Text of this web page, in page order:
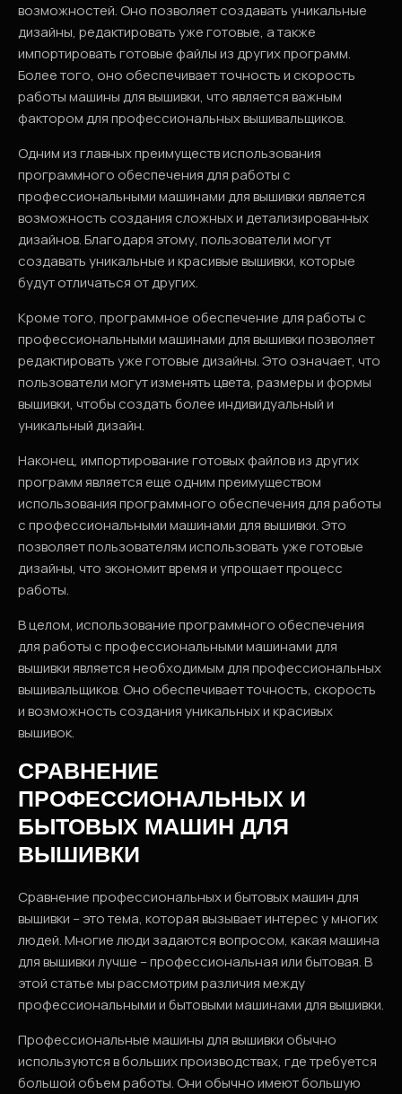
возможностей. Оно позволяет создавать уникальные
дизайны, редактировать уже готовые, а также
импортировать готовые файлы из других программ.
Более того, оно обеспечивает точность и скорость
работы машины для вышивки, что является важным
фактором для профессиональных вышивальщиков.
Одним из главных преимуществ использования
программного обеспечения для работы с
профессиональными машинами для вышивки является
возможность создания сложных и детализированных
дизайнов. Благодаря этому, пользователи могут
создавать уникальные и красивые вышивки, которые
будут отличаться от других.
Кроме того, программное обеспечение для работы с
профессиональными машинами для вышивки позволяет
редактировать уже готовые дизайны. Это означает, что
пользователи могут изменять цвета, размеры и формы
вышивки, чтобы создать более индивидуальный и
уникальный дизайн.
Наконец, импортирование готовых файлов из других
программ является еще одним преимуществом
использования программного обеспечения для работы
с профессиональными машинами для вышивки. Это
позволяет пользователям использовать уже готовые
дизайны, что экономит время и упрощает процесс
работы.
В целом, использование программного обеспечения
для работы с профессиональными машинами для
вышивки является необходимым для профессиональных
вышивальщиков. Оно обеспечивает точность, скорость
и возможность создания уникальных и красивых
вышивок.
СРАВНЕНИЕ
ПРОФЕССИОНАЛЬНЫХ И
БЫТОВЫХ МАШИН ДЛЯ
ВЫШИВКИ
Сравнение профессиональных и бытовых машин для
вышивки – это тема, которая вызывает интерес у многих
людей. Многие люди задаются вопросом, какая машина
для вышивки лучше – профессиональная или бытовая. В
этой статье мы рассмотрим различия между
профессиональными и бытовыми машинами для вышивки.
Профессиональные машины для вышивки обычно
используются в больших производствах, где требуется
большой объем работы. Они обычно имеют большую